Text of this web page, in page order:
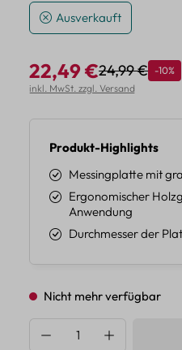
Ausverkauft
Verkaufspreis:
22,49 €Regulärer
24,99 € Rabatt
-10%
inkl. MwSt. zzgl. Versand
Produkt-Highlights
Messingplatte mit
Ergonomischer
Anwendung
Durchmesser der
Nicht mehr verfügbar
Produkt Anzahl: